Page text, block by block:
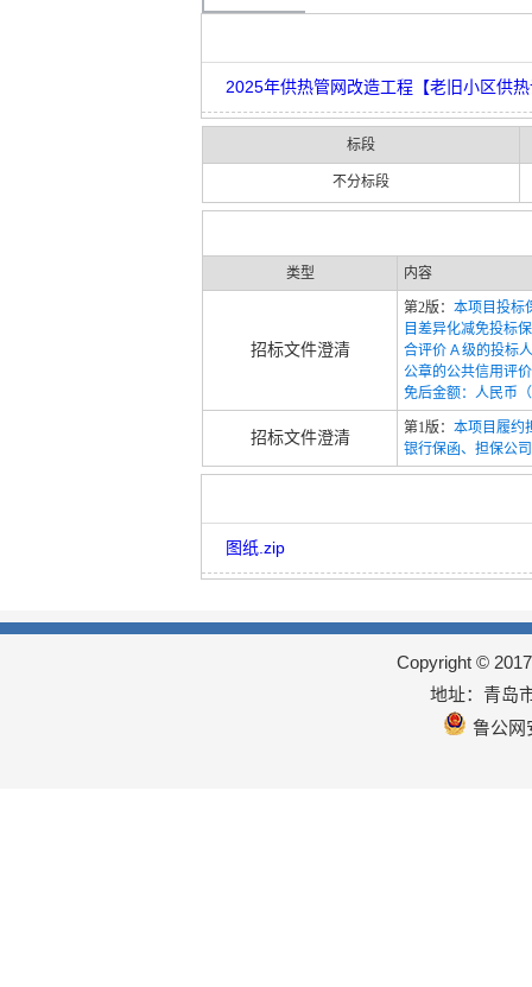
2025年供热管网改造工程【老旧小区供
标段
不分标段
类型 内容
招标文件澄清
第2版： 本项目投标
目差异化减免投标
合评价 A 级的投标
公章的公共信用评
免后金额：人民币
招标文件澄清
第1版： 本项目履约
银行保函、担保公
图纸.zip
Copyright ©
地址：青岛
鲁公网